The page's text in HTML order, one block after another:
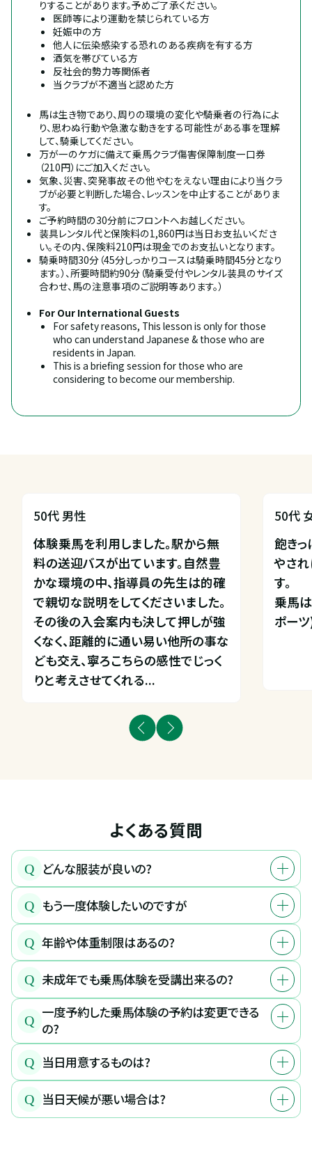
りすることがあります。予めご了承ください。
医師等により運動を禁じられている方
妊娠中の方
他人に伝染感染する恐れのある疾病を有する方
酒気を帯びている方
反社会的勢力等関係者
当クラブが不適当と認めた方
馬は生き物であり、周りの環境の変化や騎乗者の行為によ
り、思わぬ行動や急激な動きをする可能性がある事を理解
して、騎乗してください。
万が一のケガに備えて乗馬クラブ傷害保障制度一口券
（210円）にご加入ください。
気象、災害、突発事故その他やむをえない理由により当クラ
ブが必要と判断した場合、レッスンを中止することがありま
す。
ご予約時間の30分前にフロントへお越しください。
装具レンタル代と保険料の1,860円は当日お支払いくださ
い。その内、保険料210円は現金でのお支払いとなります。
騎乗時間30分（45分しっかりコースは騎乗時間45分となり
ます。）、所要時間約90分（騎乗受付やレンタル装具のサイズ
合わせ、馬の注意事項のご説明等あります。）
For Our International Guests
For safety reasons, This lesson is only for those
who can understand Japanese & those who are
residents in Japan.
This is a briefing session for those who are
considering to become our membership.
50代 男性
体験乗馬を利用しました。駅から無
料の送迎バスが出ています。自然豊
かな環境の中、指導員の先生は的確
で親切な説明をしてくださいました。
その後の入会案内も決して押しが強
くなく、距離的に通い易い他所の事な
ども交え、寧ろこちらの感性でじっく
りと考えさせてくれる...
50代
飽き
やさ
す。
乗馬
ポー
よくある質問
Q どんな服装が良いの?
Q もう一度体験したいのですが
Q 年齢や体重制限はあるの?
Q 未成年でも乗馬体験を受講出来るの?
Q 一度予約した乗馬体験の予約は変更できる
の?
Q 当日用意するものは?
Q 当日天候が悪い場合は?